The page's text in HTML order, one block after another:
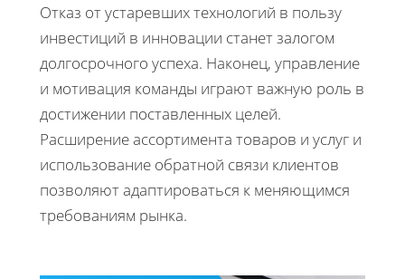
Отказ от устаревших технологий в пользу
инвестиций в инновации станет залогом
долгосрочного успеха. Наконец, управление
и мотивация команды играют важную роль в
достижении поставленных целей.
Расширение ассортимента товаров и услуг и
использование обратной связи клиентов
позволяют адаптироваться к меняющимся
требованиям рынка.